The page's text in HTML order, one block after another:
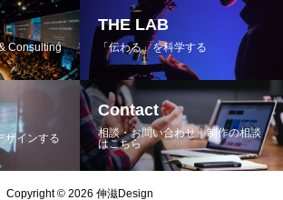
Consulting
THE LAB
「伝わる」を科学する
ザインする
Contact
相談・お問い合わせ｜制作の相談
はこちら
Copyright © 2026 伸滋Design